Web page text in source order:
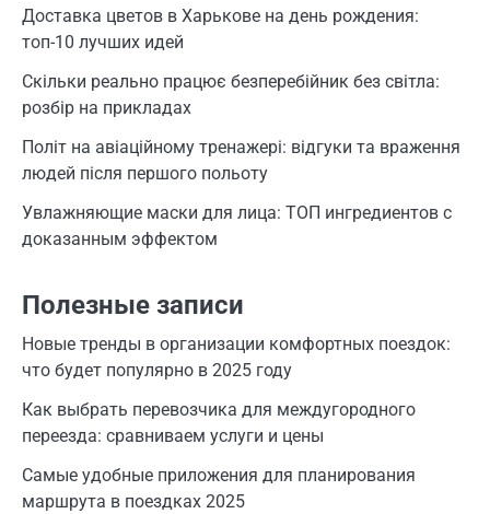
Доставка цветов в Харькове на день рождения:
топ-10 лучших идей
Скільки реально працює безперебійник без світла:
розбір на прикладах
Політ на авіаційному тренажері: відгуки та враження
людей після першого польоту
Увлажняющие маски для лица: ТОП ингредиентов с
доказанным эффектом
Полезные записи
Новые тренды в организации комфортных поездок:
что будет популярно в 2025 году
Как выбрать перевозчика для междугородного
переезда: сравниваем услуги и цены
Самые удобные приложения для планирования
маршрута в поездках 2025